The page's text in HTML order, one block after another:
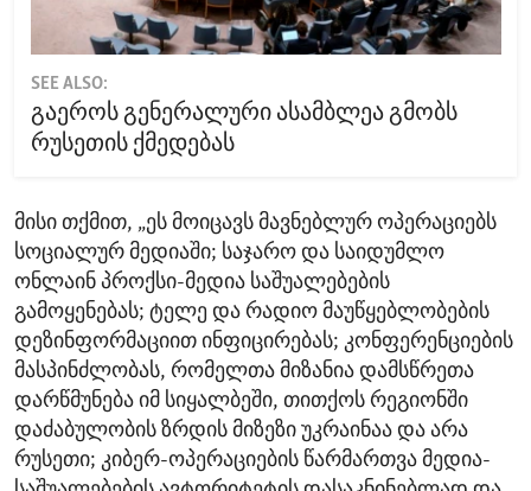
SEE ALSO:
გაეროს გენერალური ასამბლეა გმობს
რუსეთის ქმედებას
მისი თქმით, „ეს მოიცავს მავნებლურ ოპერაციებს
სოციალურ მედიაში; საჯარო და საიდუმლო
ონლაინ პროქსი-მედია საშუალებების
გამოყენებას; ტელე და რადიო მაუწყებლობების
დეზინფორმაციით ინფიცირებას; კონფერენციების
მასპინძლობას, რომელთა მიზანია დამსწრეთა
დარწმუნება იმ სიყალბეში, თითქოს რეგიონში
დაძაბულობის ზრდის მიზეზი უკრაინაა და არა
რუსეთი; კიბერ-ოპერაციების წარმართვა მედია-